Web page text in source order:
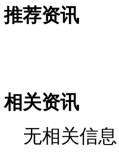
推荐资讯
相关资讯
无相关信息